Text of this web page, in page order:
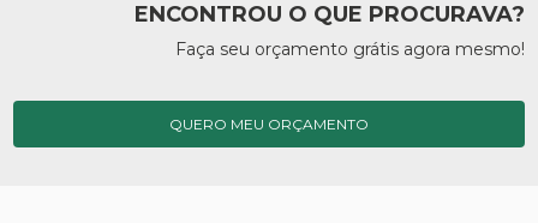
ENCONTROU O QUE PROCURAVA?
Faça seu orçamento grátis agora mesmo!
QUERO MEU ORÇAMENTO